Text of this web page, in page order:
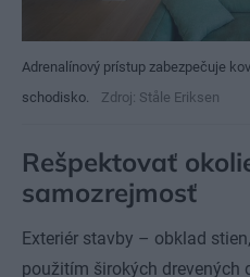
Adrenalínový prístup zabezpečuje
schodisko.
Zdroj: Ståle Eriksen
Rešpektovať
samozrejmosť
Exteriér stavby – obklad
použitím širokých drevených